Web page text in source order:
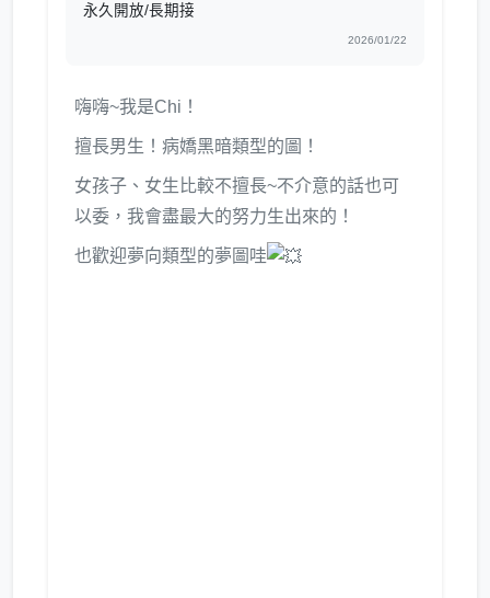
永久開放/長期接
2026/01/22
嗨嗨~我是Chi！
擅長男生！病嬌黑暗類型的圖！
女孩子、女生比較不擅長~不介意的話也可
以委，我會盡最大的努力生出來的！
也歡迎夢向類型的夢圖哇